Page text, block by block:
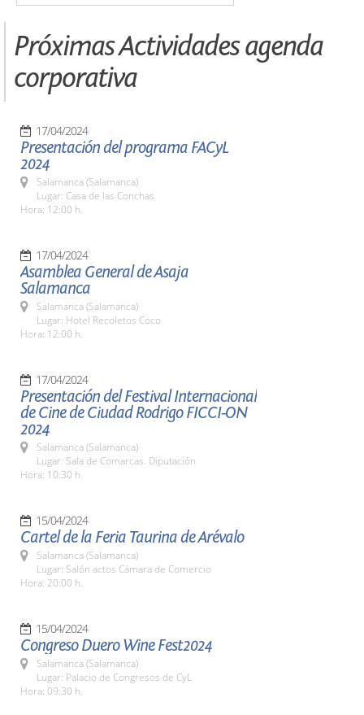
Próximas Actividades agenda
corporativa
17/04/2024
Presentación del programa FACyL
2024
Salamanca (Salamanca)
Lugar: Casa de las Conchas
Hora: 12:00 h.
17/04/2024
Asamblea General de Asaja
Salamanca
Salamanca (Salamanca)
Lugar: Hotel Recoletos Coco
Hora: 12:00 h.
17/04/2024
Presentación del Festival Internacional
de Cine de Ciudad Rodrigo FICCI-ON
2024
Salamanca (Salamanca)
Lugar: Sala de Comarcas. Diputación
Hora: 10:30 h.
15/04/2024
Cartel de la Feria Taurina de Arévalo
Salamanca (Salamanca)
Lugar: Salón actos Cámara de Comercio
Hora: 20:00 h.
15/04/2024
Congreso Duero Wine Fest2024
Salamanca (Salamanca)
Lugar: Palacio de Congresos de CyL
Hora: 09:30 h.